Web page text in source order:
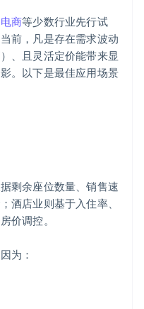
电商等少数行业先行试
前，凡是存在需求波动
、且灵活定价能带来显
。以下是最佳应用场景
剩余座位数量、销售速
酒店业则基于入住率、
价调控。
为：